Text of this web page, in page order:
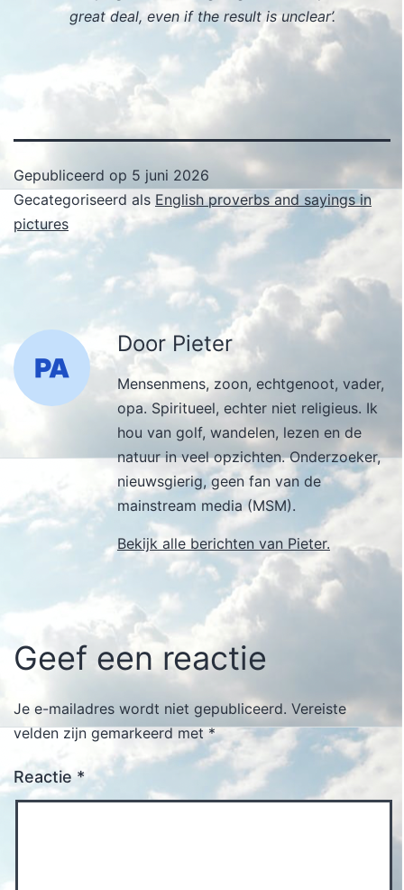
great deal, even if the result is unclear’.
Gepubliceerd op 5 juni 2026
Gecategoriseerd als English proverbs and sayings in
pictures
Door Pieter
Mensenmens, zoon, echtgenoot, vader,
opa. Spiritueel, echter niet religieus. Ik
hou van golf, wandelen, lezen en de
natuur in veel opzichten. Onderzoeker,
nieuwsgierig, geen fan van de
mainstream media (MSM).
Bekijk alle berichten van Pieter.
Geef een reactie
Je e-mailadres wordt niet gepubliceerd. Vereiste
velden zijn gemarkeerd met*
Reactie*